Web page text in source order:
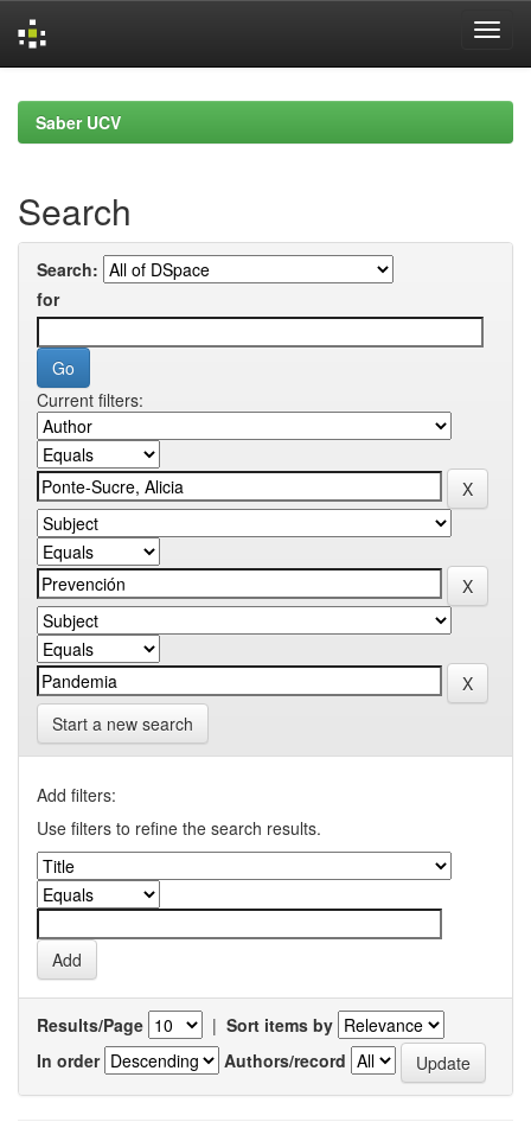
navigationSaber UCV
Search
Search:
for
Current filters:
Start a new search
Add filters:
Use filters to refine the search results.
Results/Page | Sort items by
In order
Authors/record